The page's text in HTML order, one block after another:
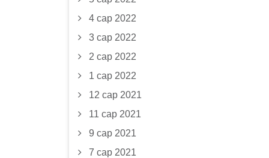
4 сар 2022
3 сар 2022
2 сар 2022
1 сар 2022
12 сар 2021
11 сар 2021
9 сар 2021
7 сар 2021